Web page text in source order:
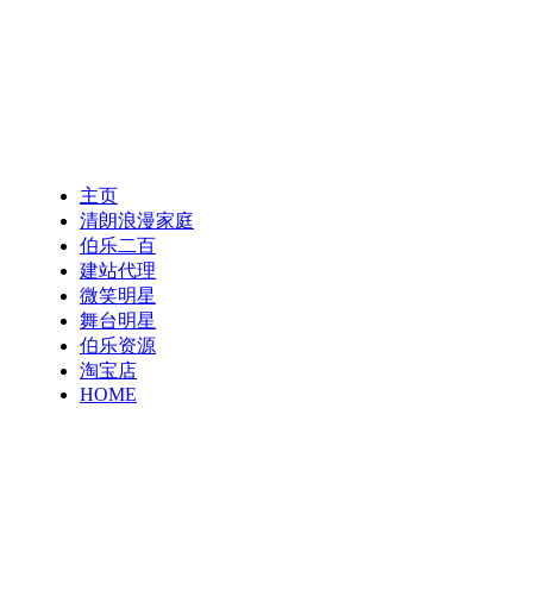
主页
清朗浪漫家庭
伯乐二百
建站代理
微笑明星
舞台明星
伯乐资源
淘宝店
HOME